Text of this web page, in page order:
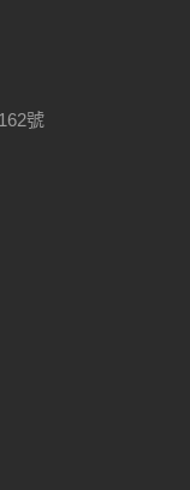
號